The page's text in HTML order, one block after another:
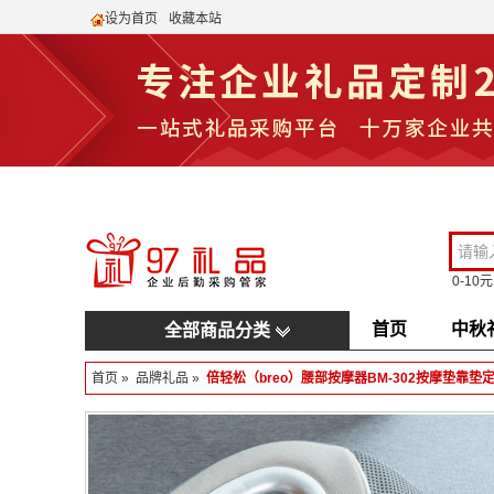
设为首页 收藏本站
0-10元
首页 中秋
全部商品分类
首页 » 品牌礼品 » 倍轻松（breo）腰部按摩器BM-302按摩垫靠垫